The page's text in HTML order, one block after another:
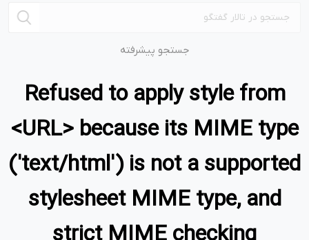
جستجو پیشرفته
Refused to apply style from
<URL> because its MIME type
('text/html') is not a supported
stylesheet MIME type, and